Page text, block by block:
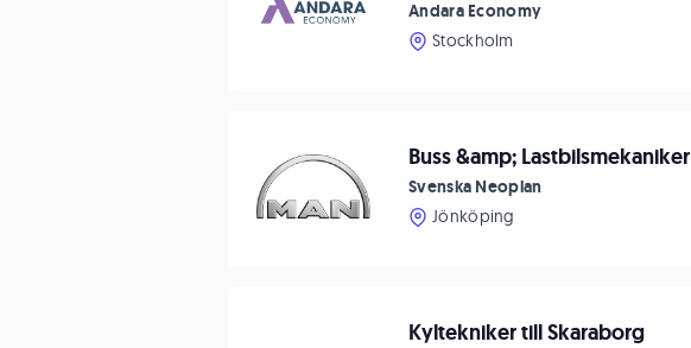
Andara Economy
Stockholm
Buss &amp; Lastbilsmekaniker
Svenska Neoplan
Jönköping
Kyltekniker till Skaraborg